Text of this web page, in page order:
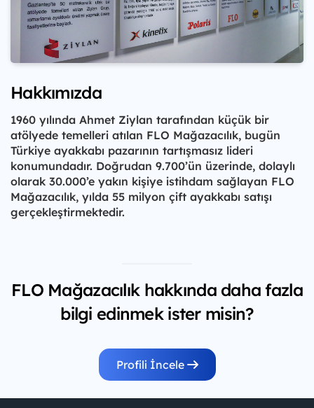
Hakkımızda
1960 yılında Ahmet Ziylan tarafından küçük bir
atölyede temelleri atılan FLO Mağazacılık, bugün
Türkiye ayakkabı pazarının tartışmasız lideri
konumundadır. Doğrudan 9.700’ün üzerinde, dolaylı
olarak 30.000’e yakın kişiye istihdam sağlayan FLO
Mağazacılık, yılda 55 milyon çift ayakkabı satışı
gerçekleştirmektedir.
FLO Mağazacılık hakkında daha fazla
bilgi edinmek ister misin?
Profili İncele